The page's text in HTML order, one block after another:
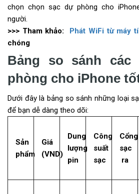
chọn chọn sạc dự phòng cho
người.
>>> Tham khảo:
Phát WiFi từ máy
chóng
Bảng so sánh
phòng cho iPhone
Dưới đây là bảng so sánh những loại
để bạn dễ dàng theo dõi:
Sản
phẩm
Giá
(VND)
Dung
lượng
pin
Công
suất
sạc
Cổng
sạc
ra